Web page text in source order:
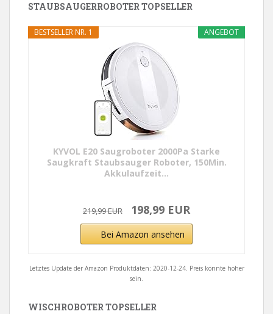
STAUBSAUGERROBOTER TOPSELLER
ANGEBOT
BESTSELLER NR. 1
KYVOL E20 Saugroboter 2000Pa Starke
Saugkraft Staubsauger Roboter, 150Min.
Akkulaufzeit...
219,99 EUR 198,99 EUR
Bei Amazon ansehen
Letztes Update der Amazon Produktdaten: 2020-12-24. Preis könnte höher
sein.
WISCHROBOTER TOPSELLER